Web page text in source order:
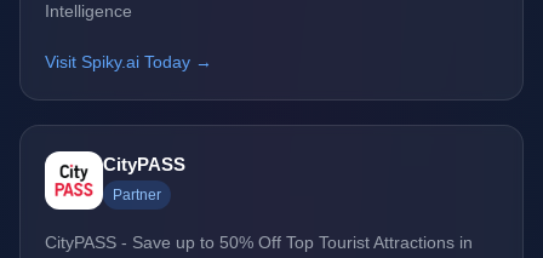
Intelligence
Visit Spiky.ai Today →
CityPASS
Partner
CityPASS - Save up to 50% Off Top Tourist Attractions in